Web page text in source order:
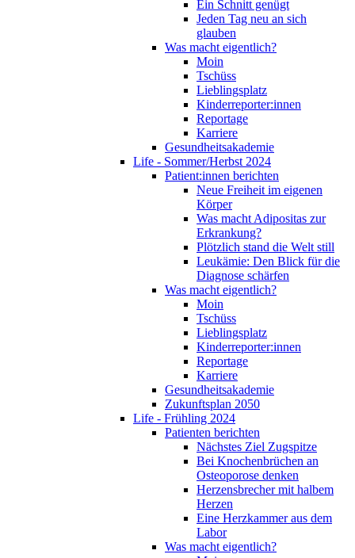
Ein Schnitt genügt
Jeden Tag neu an sich
glauben
Was macht eigentlich?
Moin
Tschüss
Lieblingsplatz
Kinderreporter:innen
Reportage
Karriere
Gesundheitsakademie
Life - Sommer/Herbst 2024
Patient:innen berichten
Neue Freiheit im eigenen
Körper
Was macht Adipositas zur
Erkrankung?
Plötzlich stand die Welt still
Leukämie: Den Blick für die
Diagnose schärfen
Was macht eigentlich?
Moin
Tschüss
Lieblingsplatz
Kinderreporter:innen
Reportage
Karriere
Gesundheitsakademie
Zukunftsplan 2050
Life - Frühling 2024
Patienten berichten
Nächstes Ziel Zugspitze
Bei Knochenbrüchen an
Osteoporose denken
Herzensbrecher mit halbem
Herzen
Eine Herzkammer aus dem
Labor
Was macht eigentlich?